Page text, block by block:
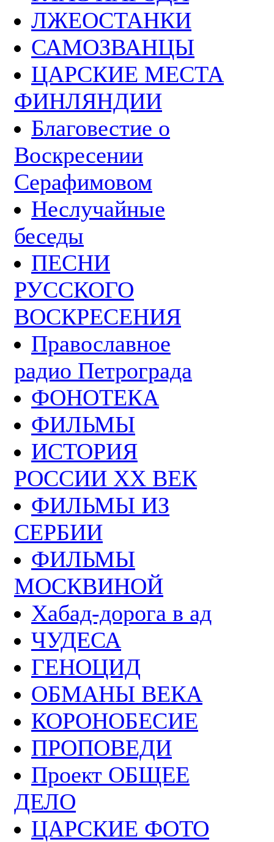
ЛЖЕОСТАНКИ
САМОЗВАНЦЫ
ЦАРСКИЕ МЕСТА
ФИНЛЯНДИИ
Благовестие о
Воскресении
Серафимовом
Неслучайные
беседы
ПЕСНИ
РУССКОГО
ВОСКРЕСЕНИЯ
Православное
радио Петрограда
ФОНОТЕКА
ФИЛЬМЫ
ИСТОРИЯ
РОССИИ ХХ ВЕК
ФИЛЬМЫ ИЗ
СЕРБИИ
ФИЛЬМЫ
МОСКВИНОЙ
Хабад-дорога в ад
ЧУДЕСА
ГЕНОЦИД
ОБМАНЫ ВЕКА
КОРОНОБЕСИЕ
ПРОПОВЕДИ
Проект ОБЩЕЕ
ДЕЛО
ЦАРСКИЕ ФОТО